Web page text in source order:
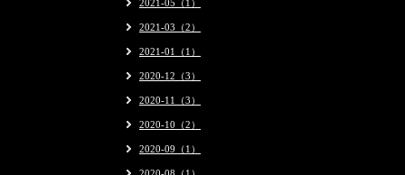
2021-05（1）
2021-03（2）
2021-01（1）
2020-12（3）
2020-11（3）
2020-10（2）
2020-09（1）